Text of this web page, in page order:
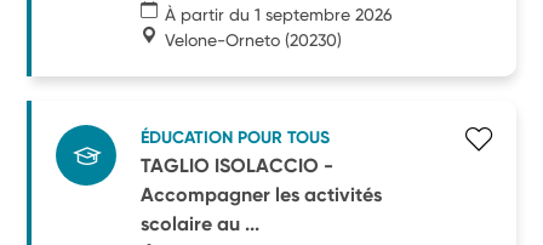
À partir du 1 septembre 2026
Velone-Orneto (20230)
ÉDUCATION POUR TOUS
TAGLIO ISOLACCIO -
Accompagner les activités
scolaire au ...